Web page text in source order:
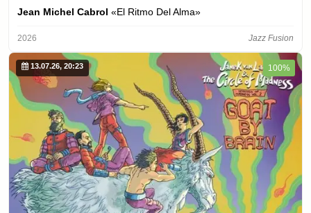
Jean Michel Cabrol «El Ritmo Del Alma»
2026 Jazz Fusion
13.07.26, 20:23 100%